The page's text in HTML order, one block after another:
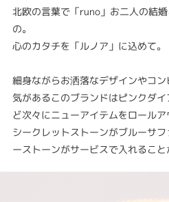
北欧の言葉で「runo」お二人の結
の。
心のカタチを「ルノア」に込めて。
細身ながらお洒落なデザインやコ
気があるこのブランドはピンクダ
ど次々にニューアイテムをロール
シークレットストーンがブルーサ
ーストーンがサービスで入れること